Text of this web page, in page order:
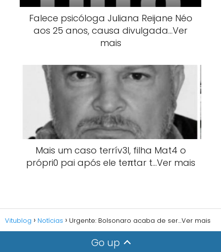
Falece psicóloga Juliana Reijane Néo
aos 25 anos, causa divulgada…Ver
mais
Mais um caso terrív3l, filha Mat4 o
própri0 pai após ele teπtar t…Ver mais
Vitublog Notícias Urgente: Bolsonaro acaba de ser…Ver mais
Go up